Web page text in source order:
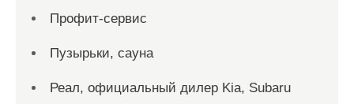
Профит-сервис
Пузырьки, сауна
Реал, официальный дилер Kia, Subaru